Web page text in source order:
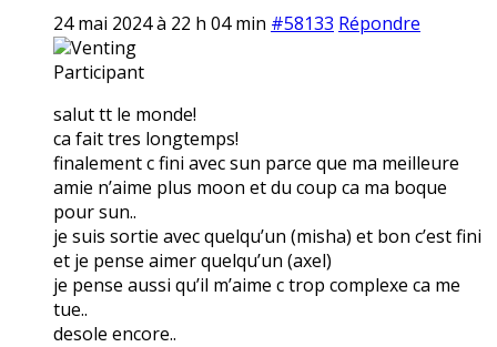
24 mai 2024 à 22 h 04 min #58133 Répondre
Venting
Participant
salut tt le monde!
ca fait tres longtemps!
finalement c fini avec sun parce que ma meilleure
amie n’aime plus moon et du coup ca ma boque
pour sun..
je suis sortie avec quelqu’un (misha) et bon c’est fini
et je pense aimer quelqu’un (axel)
je pense aussi qu’il m’aime c trop complexe ca me
tue..
desole encore..